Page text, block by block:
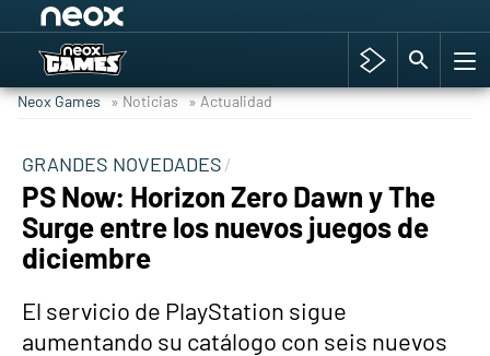
Hyrule Warriors: La Era del Cataclismo
Cyberpunk 2077
Hyrule Warriors
Neox Games » Noticias » Actualidad
GRANDES NOVEDADES
PS Now: Horizon Zero Dawn y The
Surge entre los nuevos juegos de
diciembre
El servicio de PlayStation sigue
aumentando su catálogo con seis nuevos